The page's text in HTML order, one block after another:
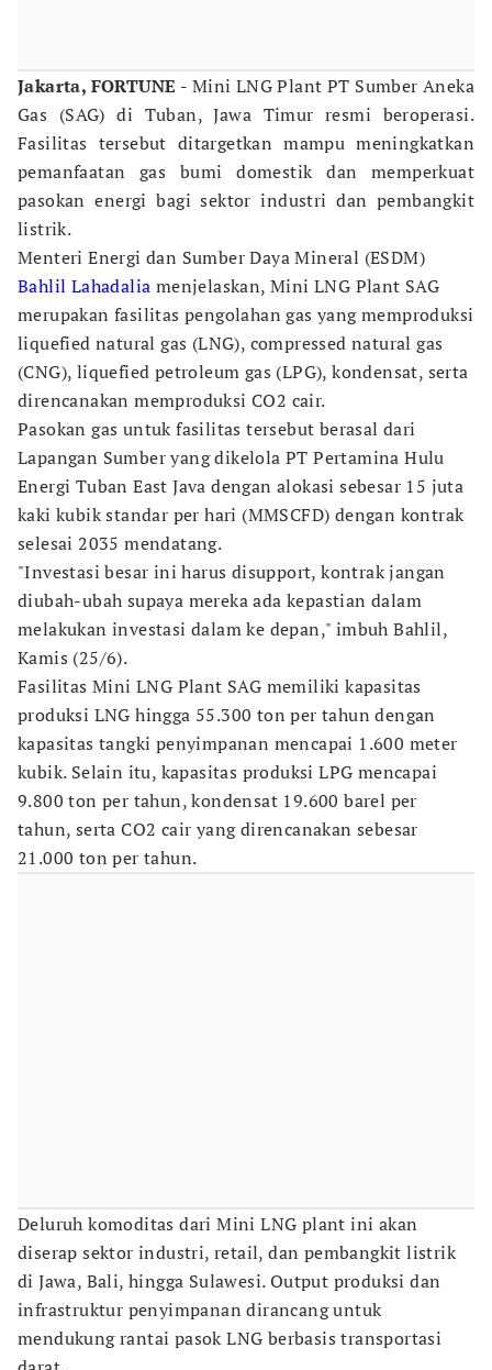
Jakarta, FORTUNE - Mini LNG Plant PT Sumber Aneka
Gas (SAG) di Tuban, Jawa Timur resmi beroperasi.
Fasilitas tersebut ditargetkan mampu meningkatkan
pemanfaatan gas bumi domestik dan memperkuat
pasokan energi bagi sektor industri dan pembangkit
listrik.
Menteri Energi dan Sumber Daya Mineral (ESDM)
Bahlil Lahadalia menjelaskan, Mini LNG Plant SAG
merupakan fasilitas pengolahan gas yang memproduksi
liquefied natural gas (LNG), compressed natural gas
(CNG), liquefied petroleum gas (LPG), kondensat, serta
direncanakan memproduksi CO2 cair.
Pasokan gas untuk fasilitas tersebut berasal dari
Lapangan Sumber yang dikelola PT Pertamina Hulu
Energi Tuban East Java dengan alokasi sebesar 15 juta
kaki kubik standar per hari (MMSCFD) dengan kontrak
selesai 2035 mendatang.
"Investasi besar ini harus disupport, kontrak jangan
diubah-ubah supaya mereka ada kepastian dalam
melakukan investasi dalam ke depan," imbuh Bahlil,
Kamis (25/6).
Fasilitas Mini LNG Plant SAG memiliki kapasitas
produksi LNG hingga 55.300 ton per tahun dengan
kapasitas tangki penyimpanan mencapai 1.600 meter
kubik. Selain itu, kapasitas produksi LPG mencapai
9.800 ton per tahun, kondensat 19.600 barel per
tahun, serta CO2 cair yang direncanakan sebesar
21.000 ton per tahun.
Deluruh komoditas dari Mini LNG plant ini akan
diserap sektor industri, retail, dan pembangkit listrik
di Jawa, Bali, hingga Sulawesi. Output produksi dan
infrastruktur penyimpanan dirancang untuk
mendukung rantai pasok LNG berbasis transportasi